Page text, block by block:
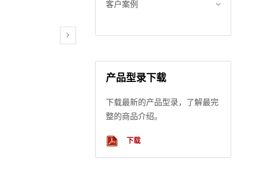
客户案例
产品型录下载
下载最新的产品型录，了解最完
整的商品介绍。
下载